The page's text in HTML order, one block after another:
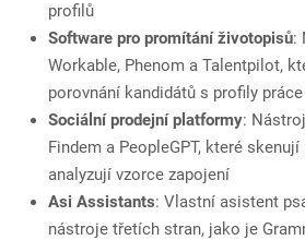
profilů
Software pro promítání životopisů:
Workable, Phenom a Talentpilot,
porovnání kandidátů s profily práce
Sociální prodejní platformy:
Findem a PeopleGPT, které
analyzují vzorce zapojení
Asi Assistants: Vlastní asistent
nástroje třetích stran, jako je